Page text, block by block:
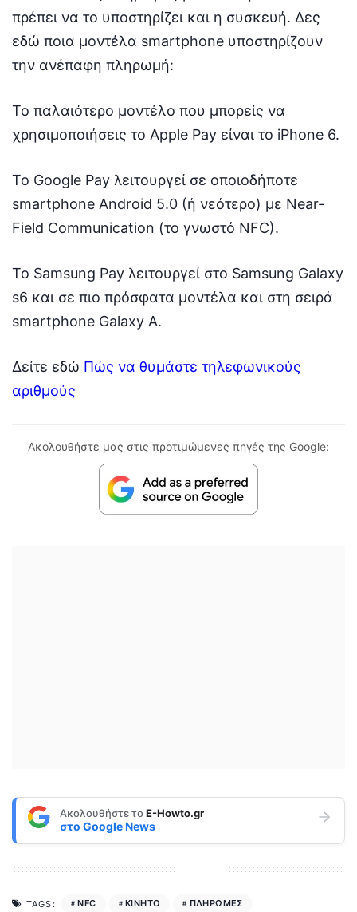
πρέπει να το υποστηρίζει και η συσκευή. Δες
εδώ ποια μοντέλα smartphone υποστηρίζουν
την ανέπαφη πληρωμή:
Το παλαιότερο μοντέλο που μπορείς να
χρησιμοποιήσεις το Apple Pay είναι το iPhone 6.
Το Google Pay λειτουργεί σε οποιοδήποτε
smartphone Android 5.0 (ή νεότερο) με Near-
Field Communication (το γνωστό NFC).
Το Samsung Pay λειτουργεί στο Samsung Galaxy
s6 και σε πιο πρόσφατα μοντέλα και στη σειρά
smartphone Galaxy A.
Δείτε εδώ Πώς να θυμάστε τηλεφωνικούς
αριθμούς
Ακολουθήστε μας στις προτιμώμενες πηγές της Google:
Ακολουθήστε τοE-Howto.gr
στο Google News
TAGS: NFC ΚΙΝΗΤΟ ΠΛΗΡΩΜΕΣ